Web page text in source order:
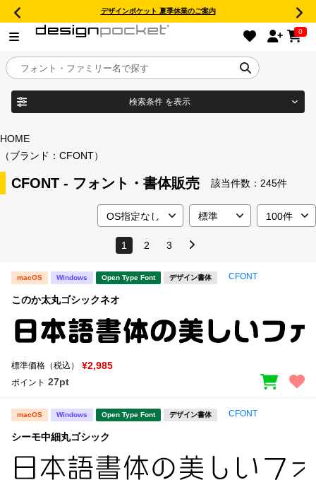
デザインポケット 夏季休業のご案内
0
目的別フォントガイド
特集
キャンペーン一覧
新着一覧
カート 0
お気に入り
検索条件 を表示
商品名
明朝体
角ゴシック
丸ゴシック
教科書体 行書体
草書体
江戸文字 デザイン毛筆
HOME
（ブランド：CFONT）
CFONT - フォント・書体販売 該当件数： 245件
1 2 3
macOS Windows Open Type Font デザイン書体 CFONT
このか太丸ゴシックネオ
標準価格（税込） ¥2,985
ポイント 27pt
macOS Windows Open Type Font デザイン書体 CFONT
シーモ中細丸ゴシック